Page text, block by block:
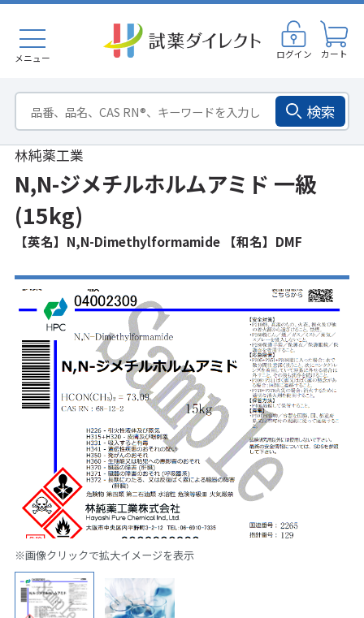
メニュー ログイン カート
検索
林純薬工業
N,N-ジメチルホルムアミド 一級
(15kg)
【英名】N,N-Dimethylformamide 【和名】DMF
※画像クリックで拡大イメージを表示